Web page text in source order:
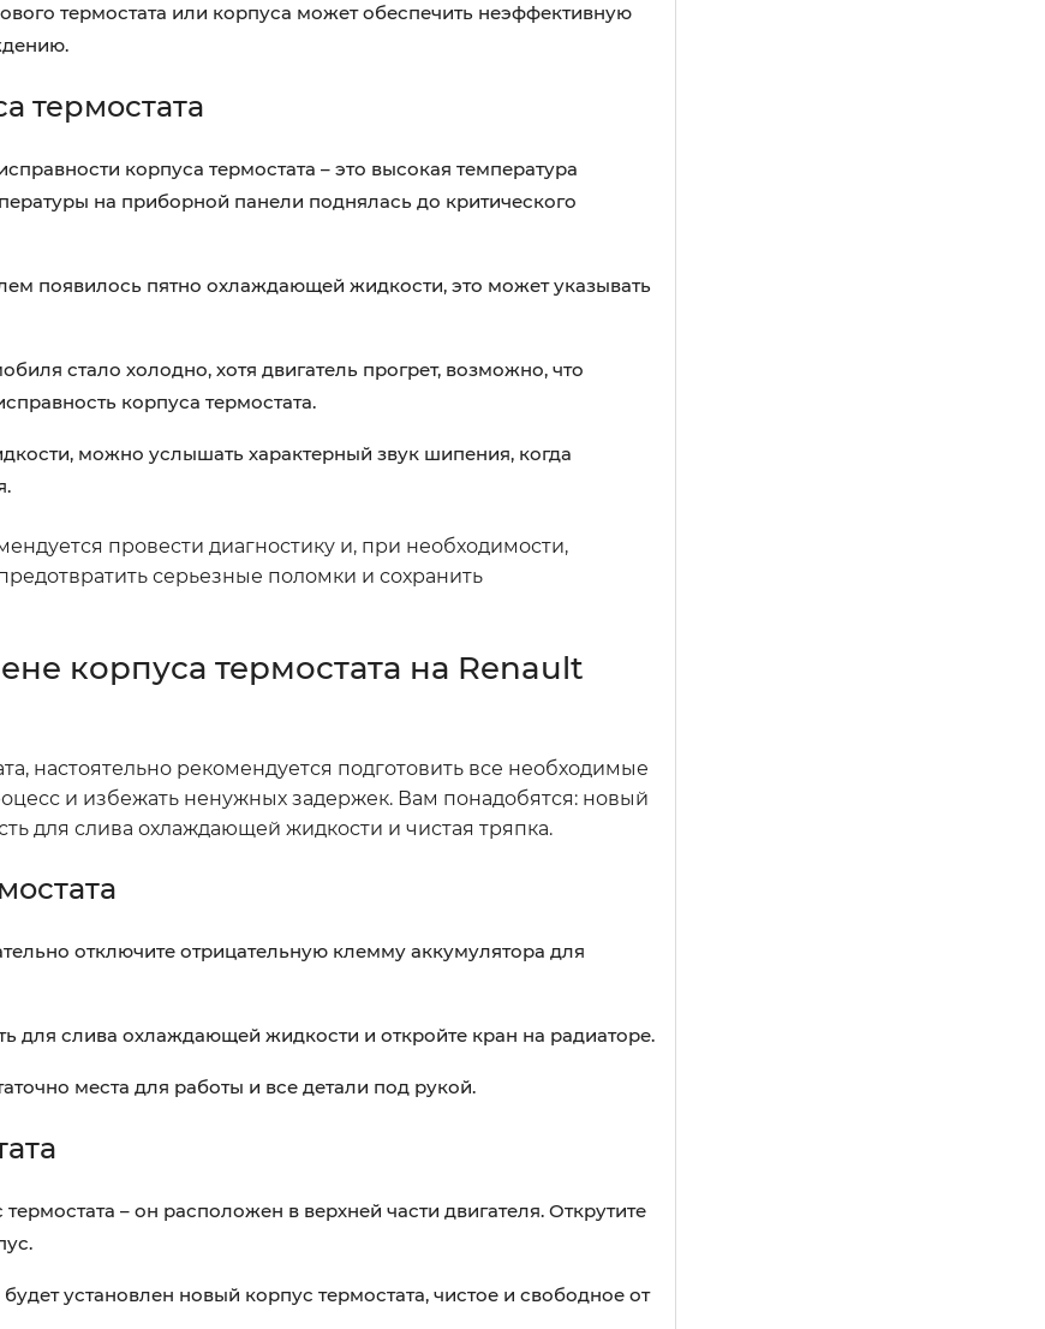
термостата или корпуса может обеспечить неэффективную
термостата
корпуса термостата – это высокая температура
на приборной панели поднялась до критического
появилось пятно охлаждающей жидкости, это может указывать
стало холодно, хотя двигатель прогрет, возможно, что
корпуса термостата.
можно услышать характерный звук шипения, когда
провести диагностику и, при необходимости,
серьезные поломки и сохранить
корпуса термостата на Renault
настоятельно рекомендуется подготовить все необходимые
и избежать ненужных задержек. Вам понадобятся: новый
для слива охлаждающей жидкости и чистая тряпка.
отключите отрицательную клемму аккумулятора для
для слива охлаждающей жидкости и откройте кран на радиаторе.
места для работы и все детали под рукой.
– он расположен в верхней части двигателя. Открутите
будет установлен новый корпус термостата, чистое и свободное от